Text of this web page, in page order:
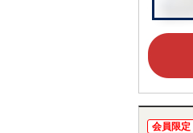
会員限定